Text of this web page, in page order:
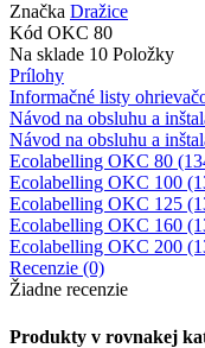
Značka Dražice
Kód OKC 80
Na sklade 10 Položky
Prílohy
Informačné listy
Návod na obsluhu a
Návod na obsluhu a
Ecolabelling OKC 80
Ecolabelling OKC 100
Ecolabelling OKC 125
Ecolabelling OKC 160
Ecolabelling OKC 200
Recenzie (0)
Žiadne recenzie
Produkty v rovnakej